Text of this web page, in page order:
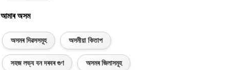
আমাৰ অসম
অসমৰ দিৱসসমূহ অসমীয়া কিতাপ
সহজ লভ্য বন দৰবৰ গুণ অসমৰ জিলাসমূহ